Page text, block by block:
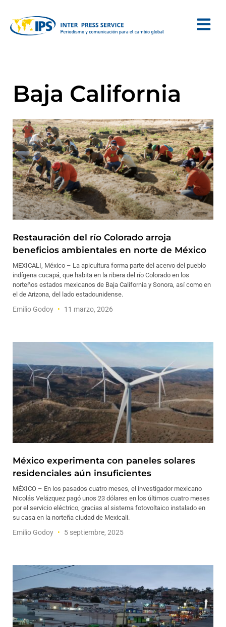
Baja California
Restauración del río Colorado arroja
beneficios ambientales en norte de México
MEXICALI, México – La apicultura forma parte del acervo del pueblo
indígena cucapá, que habita en la ribera del río Colorado en los
norteños estados mexicanos de Baja California y Sonora, así como en
el de Arizona, del lado estadounidense.
Emilio Godoy 11 marzo, 2026
México experimenta con paneles solares
residenciales aún insuficientes
MÉXICO – En los pasados cuatro meses, el investigador mexicano
Nicolás Velázquez pagó unos 23 dólares en los últimos cuatro meses
por el servicio eléctrico, gracias al sistema fotovoltaico instalado en
su casa en la norteña ciudad de Mexicali.
Emilio Godoy 5 septiembre, 2025